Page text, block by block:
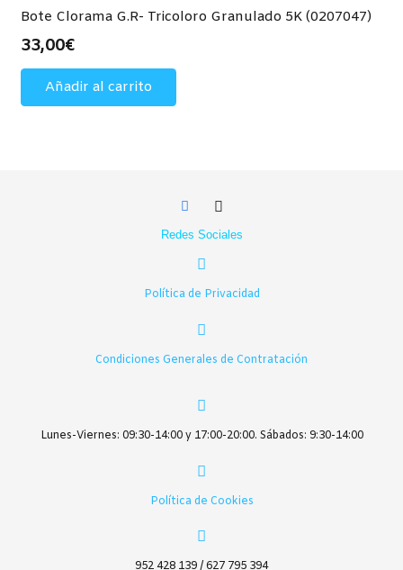
Bote Clorama G.R- Tricoloro Granulado 5K (0207047)
33,00€
Añadir al carrito
Redes Sociales
Política de Privacidad
Condiciones Generales de Contratación
Lunes-Viernes: 09:30-14:00 y 17:00-20:00. Sábados: 9:30-14:00
Política de Cookies
952 428 139 / 627 795 394